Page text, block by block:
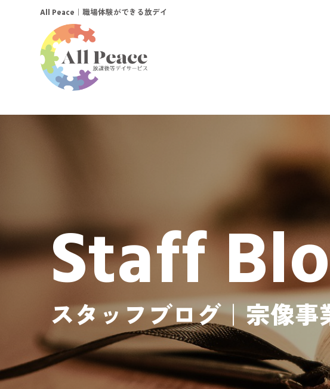
All Peace ｜職場体験ができる放デイ
Staff
スタッフブログ｜宗像事